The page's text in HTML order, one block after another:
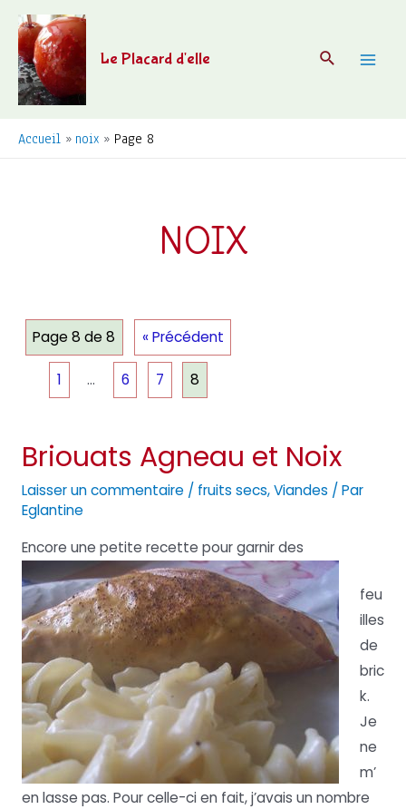
Aller
contenu
Le Placard d'elle
Accueil noix Page 8
NOIX
Page 8 de 8 « Précédent
1 … 6 7 8
Briouats Agneau et Noix
Laisser un commentaire / fruits secs,Viandes / Par
Eglantine
Encore une petite recette pour garnir des
feu
illes
de
bric
k.
Je
ne
m’
en lasse pas. Pour celle-ci en fait, j’avais un nombre